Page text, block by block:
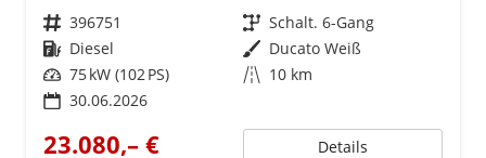
Fahrzeugnr. 396751 Getriebe Schalt. 6-Gang
Kraftstoff Diesel Außenfarbe Ducato Weiß
Leistung 75 kW (102 PS) Kilometerstand 10 km
30.06.2026
23.080,– € Details